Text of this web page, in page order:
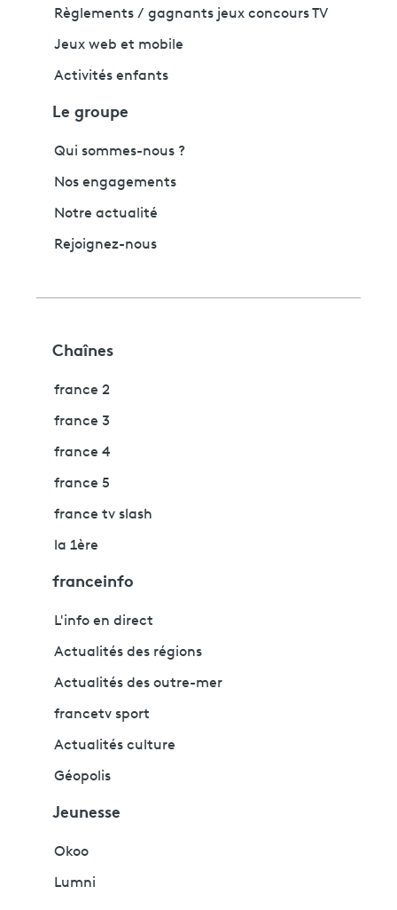
Règlements / gagnants jeux concours TV
Jeux web et mobile
Activités enfants
Le groupe
Qui sommes-nous ?
Nos engagements
Notre actualité
Rejoignez-nous
Chaînes
france 2
france 3
france 4
france 5
france tv slash
la 1ère
franceinfo
L'info en direct
Actualités des régions
Actualités des outre-mer
francetv sport
Actualités culture
Géopolis
Jeunesse
Okoo
Lumni